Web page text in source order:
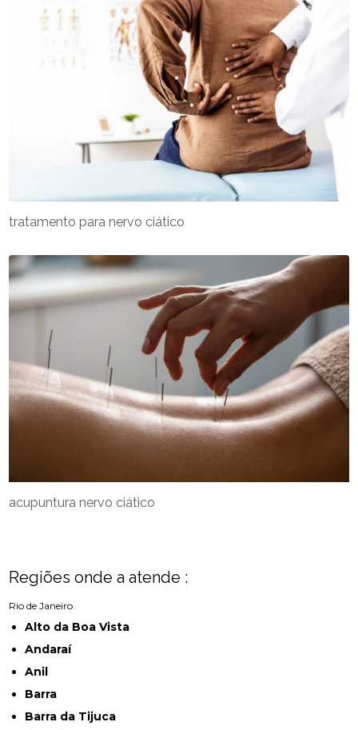
acupuntura nervo ciático
tratamento para nervo ciático
Regiões onde a atende :
Rio de Janeiro
Alto da Boa Vista
Andaraí
Anil
Barra
Barra da Tijuca